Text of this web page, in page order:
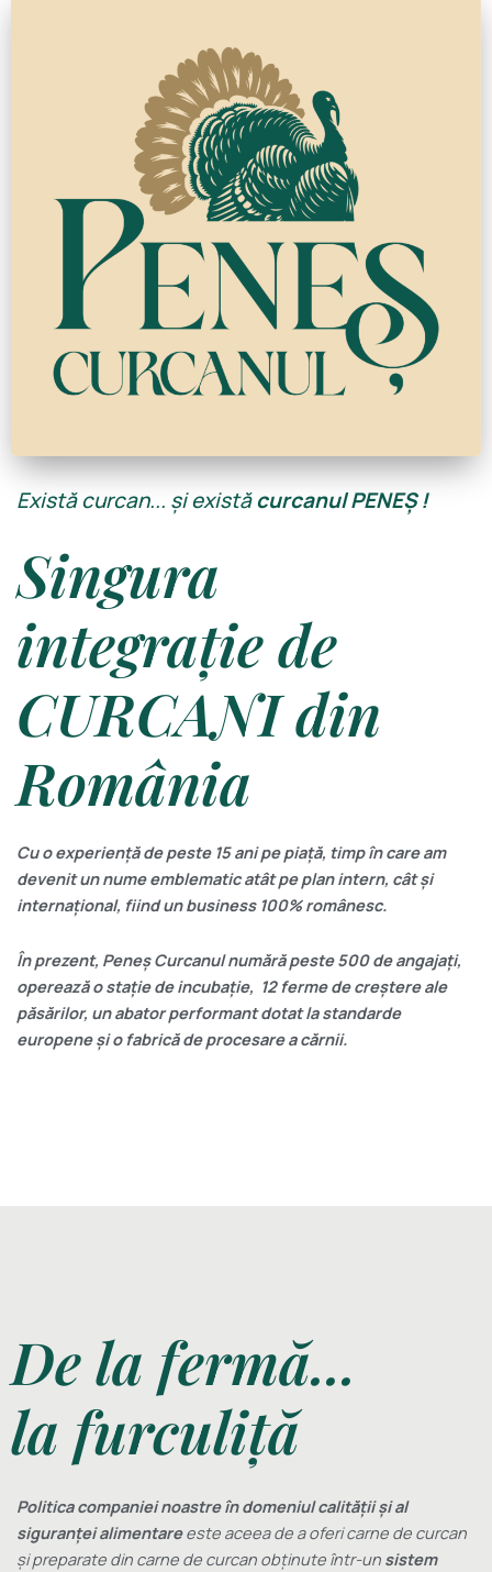
Există curcan... și existăcurcanul PENEȘ !
Singura
integrație de
CURCANI din
România
Cu o experiență de peste 15 ani pe piață, timp în care am
devenit un nume emblematic atât pe plan intern, cât și
internațional, fiind un business 100% românesc.
În prezent, Peneș Curcanulnumără peste 500 de angajați,
operează o stație de incubație, 12 ferme de creștere ale
păsărilor, un abator performant dotat la standarde
europene și o fabrică de procesare a cărnii.
De la fermă...
la furculiță
Politica companiei noastreîn domeniul calității și al
siguranței alimentareeste aceea de a oferi carne de curcan
și preparate din carne de curcan obținute într-un sistem